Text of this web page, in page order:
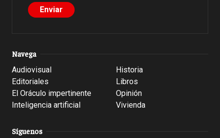
Navega
Audiovisual
Editoriales
El Oráculo impertinente
Inteligencia artificial
Historia
Libros
Opinión
Vivienda
Síguenos